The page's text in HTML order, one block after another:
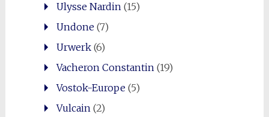
Ulysse Nardin(15)
Undone(7)
Urwerk(6)
Vacheron Constantin(19)
Vostok-Europe(5)
Vulcain(2)